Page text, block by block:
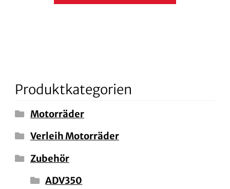
Produktkategorien
Motorräder
Verleih Motorräder
Zubehör
ADV350